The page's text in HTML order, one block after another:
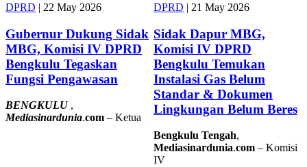
DPRD | 22 May 2026
Gubernur Dukung Sidak
MBG, Komisi IV DPRD
Bengkulu Tegaskan
Fungsi Pengawasan
BENGKULU,
Mediasinardunia.com – Ketua
DPRD | 21 May 2026
Sidak Dapur MBG,
Komisi IV DPRD
Bengkulu Temukan
Instalasi Gas Belum
Standar & Dokumen
Lingkungan Belum Beres
Bengkulu Tengah,
Mediasinardunia.com – Komisi
IV